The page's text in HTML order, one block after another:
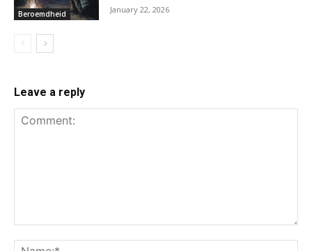
Beroemdheid January 22, 2026
Leave a reply